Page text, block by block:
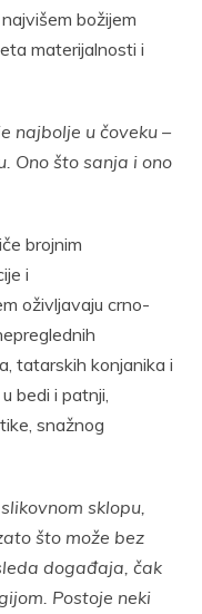
božijem
materijalnosti i
najbolje u čoveku –
Ono što sanja i ono
brojnim
i
oživljavaju crno-
tatarskih konjanika i
bedi i patnji,
snažnog
sklopu,
što može bez
događaja, čak
Postoje neki